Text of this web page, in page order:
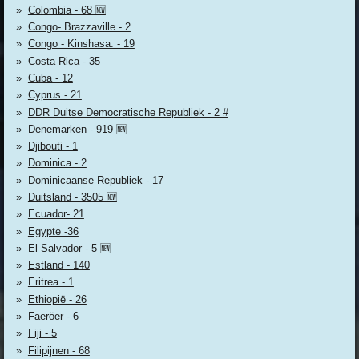
Colombia - 68 🆕
Congo- Brazzaville - 2
Congo - Kinshasa. - 19
Costa Rica - 35
Cuba - 12
Cyprus - 21
DDR Duitse Democratische Republiek - 2 #
Denemarken - 919 🆕
Djibouti - 1
Dominica - 2
Dominicaanse Republiek - 17
Duitsland - 3505 🆕
Ecuador- 21
Egypte -36
El Salvador - 5 🆕
Estland - 140
Eritrea - 1
Ethiopië - 26
Faeröer - 6
Fiji - 5
Filipijnen - 68